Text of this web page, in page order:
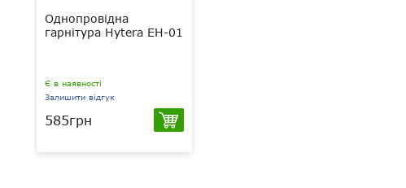
Однопровідна
гарнітура Hytera EH-01
Є в наявності
Залишити відгук
585грн